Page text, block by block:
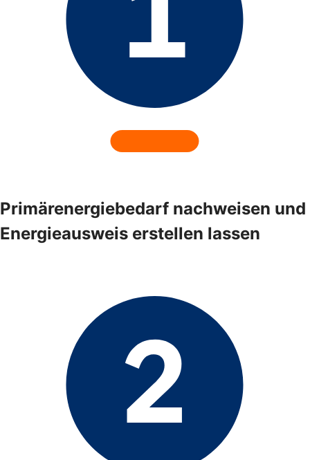
Primärenergiebedarf nachweisen und
Energieausweis erstellen lassen